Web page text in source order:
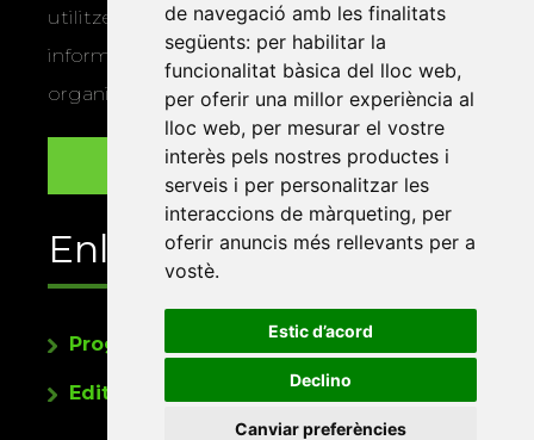
de navegació amb les finalitats
següents: per habilitar la
funcionalitat bàsica del lloc web,
per oferir una millor experiència al
lloc web, per mesurar el vostre
interès pels nostres productes i
serveis i per personalitzar les
interaccions de màrqueting, per
oferir anuncis més rellevants per a
vostè.
Estic d’acord
Declino
Canviar preferències
utilitzem les vostres dades per a enviar-vos
informació sobre els actes i activitats que
organitza la Xarxa Vives.
Enllaços
Programa de publicacions
Editorials universitàries a Twitter